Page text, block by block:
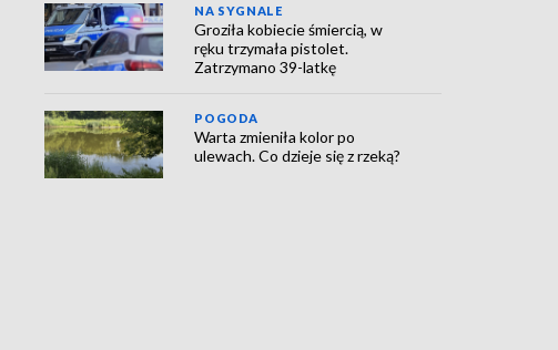
NA SYGNALE
Groziła kobiecie śmiercią, w
ręku trzymała pistolet.
Zatrzymano 39-latkę
POGODA
Warta zmieniła kolor po
ulewach. Co dzieje się z rzeką?